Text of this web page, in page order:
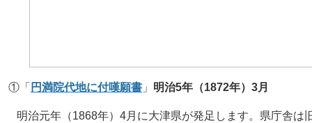
①「 円満院代地に付嘆願書 」 明治5年（1872年）3月
明治元年（1868年）4月に大津県が発足します。県庁舎は